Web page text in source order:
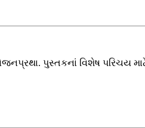
પુસ્તકનાં વિશેષ પરિચય